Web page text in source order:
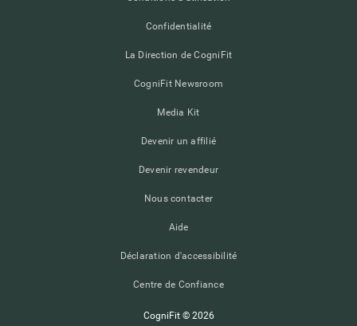
Confidentialité
La Direction de CogniFit
CogniFit Newsroom
Media Kit
Devenir un affilié
Devenir revendeur
Nous contacter
Aide
Déclaration d'accessibilité
Centre de Confiance
CogniFit © 2026